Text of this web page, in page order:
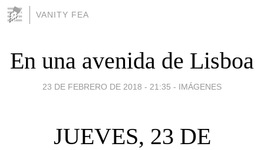
VANITY FEA
En una avenida de Lisboa
23 DE FEBRERO DE 2018 - 21:35 - IMÁGENES
JUEVES, 23 DE